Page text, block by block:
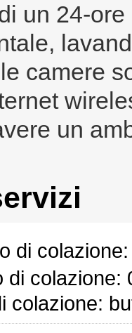
un 24-
camere
un
di
di colazione:
colazione: